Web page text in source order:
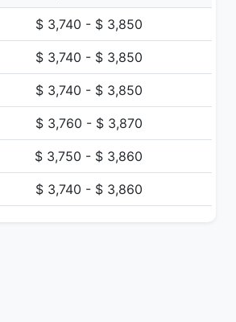
$ 3,740 - $ 3,850
$ 3,740 - $ 3,850
$ 3,740 - $ 3,850
$ 3,760 - $ 3,870
$ 3,750 - $ 3,860
$ 3,740 - $ 3,860